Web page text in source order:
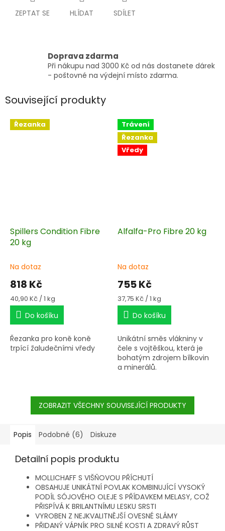
ZEPTAT SE HLÍDAT SDÍLET
Doprava zdarma
Při nákupu nad 3000 Kč od nás dostanete dárek
- poštovné na výdejní místo zdarma.
Související produkty
Řezanka
Spillers Condition Fibre
20 kg
Na dotaz
818 Kč
Měrná
cena:
40,90 Kč / 1 kg
Do košíku
Řezanka pro koně koně
trpící žaludečními vředy
Trávení
Řezanka
Vředy
Alfalfa-Pro Fibre 20 kg
Na dotaz
755 Kč
Měrná
cena:
37,75 Kč / 1 kg
Do košíku
Unikátní směs vlákniny v
čele s vojtěškou, která je
bohatým zdrojem bílkovin
a minerálů.
ZOBRAZIT VŠECHNY SOUVISEJÍCÍ PRODUKTY
Popis Podobné (6) Diskuze
Detailní popis produktu
MOLLICHAFF S VIŠŇOVOU PŘÍCHUTÍ
OBSAHUJE UNIKÁTNÍ POVLAK KOMBINUJÍCÍ VYSOKÝ
PODÍL SÓJOVÉHO OLEJE S PŘÍDAVKEM MELASY, COŽ
PŘISPÍVÁ K BRILANTNÍMU LESKU SRSTI
VYROBEN Z NEJKVALITNĚJŠÍ OVESNÉ SLÁMY
PŘIDANÝ VÁPNÍK PRO SILNÉ KOSTI A ZDRAVÝ RŮST